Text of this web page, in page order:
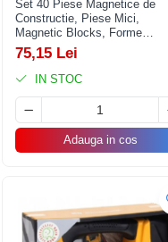
Set 40 Piese Magnetice de
Constructie, Piese Mici,
Magnetic Blocks, Forme
Geometrice, 3 Ani, ABS,
Magnet, 20.5 x 14.5 x 12 cm,
Multicolor
75,15 Lei
IN STOC
Adauga in cos